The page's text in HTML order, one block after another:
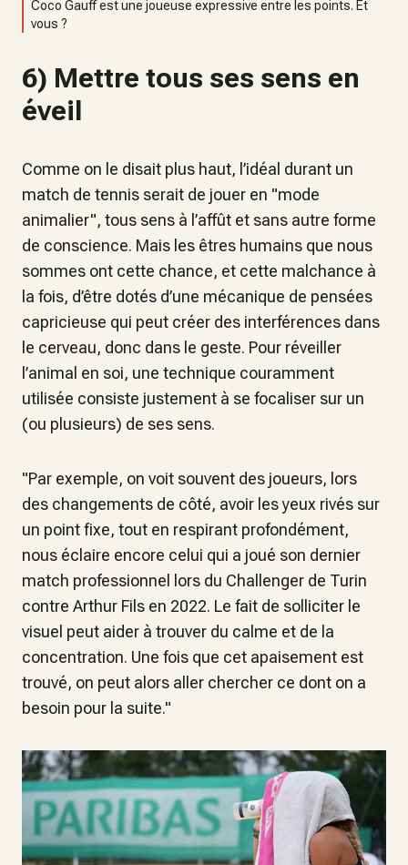
Coco Gauff est une joueuse expressive entre les points. Et
vous ?
6) Mettre tous ses sens en
éveil
Comme on le disait plus haut, l’idéal durant un
match de tennis serait de jouer en "mode
animalier", tous sens à l’affût et sans autre forme
de conscience. Mais les êtres humains que nous
sommes ont cette chance, et cette malchance à
la fois, d’être dotés d’une mécanique de pensées
capricieuse qui peut créer des interférences dans
le cerveau, donc dans le geste. Pour réveiller
l’animal en soi, une technique couramment
utilisée consiste justement à se focaliser sur un
(ou plusieurs) de ses sens.
"Par exemple, on voit souvent des joueurs, lors
des changements de côté, avoir les yeux rivés sur
un point fixe, tout en respirant profondément,
nous éclaire encore celui qui a joué son dernier
match professionnel lors du Challenger de Turin
contre Arthur Fils en 2022. Le fait de solliciter le
visuel peut aider à trouver du calme et de la
concentration. Une fois que cet apaisement est
trouvé, on peut alors aller chercher ce dont on a
besoin pour la suite."